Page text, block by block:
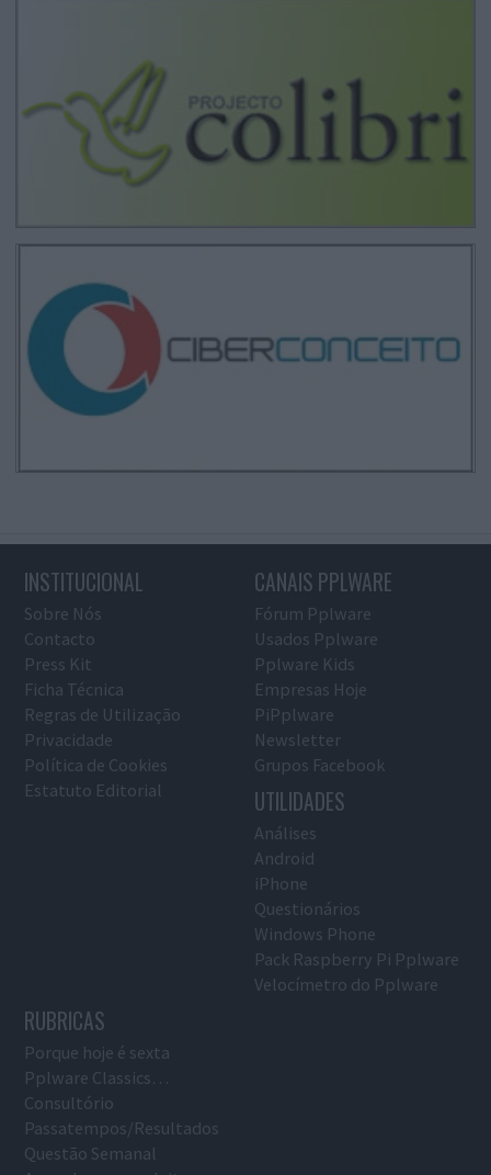
INSTITUCIONAL
Sobre Nós
Contacto
Press Kit
Ficha Técnica
Regras de Utilização
Privacidade
Política de Cookies
Estatuto Editorial
CANAIS PPLWARE
Fórum Pplware
Usados Pplware
Pplware Kids
Empresas Hoje
PiPplware
Newsletter
Grupos Facebook
UTILIDADES
Análises
Android
iPhone
Questionários
Windows Phone
Pack Raspberry Pi Pplware
Velocímetro do Pplware
RUBRICAS
Porque hoje é sexta
Pplware Classics…
Consultório
Passatempos/Resultados
Questão Semanal